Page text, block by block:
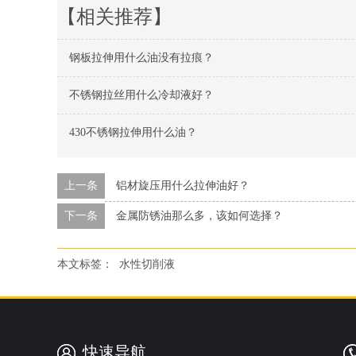
【相关推荐】
钢板拉伸用什么油没有拉痕？
不锈钢拉丝用什么冷却液好？
430不锈钢拉伸用什么油？
上一条 铝材旋压用什么拉伸油好？
下一条 金属防锈油那么多，该如何选择？
本文标签： 水性切削液
快速导航